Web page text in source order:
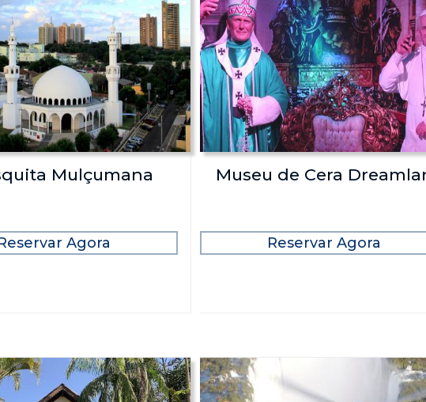
Mulçumana
Agora
Museu de Cera
Reservar Agora